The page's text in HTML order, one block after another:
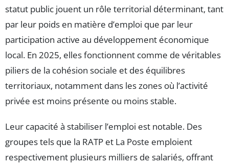
statut public jouent un rôle territorial déterminant, tant
par leur poids en matière d’emploi que par leur
participation active au développement économique
local. En 2025, elles fonctionnent comme de véritables
piliers de la cohésion sociale et des équilibres
territoriaux, notamment dans les zones où l’activité
privée est moins présente ou moins stable.
Leur capacité à stabiliser l’emploi est notable. Des
groupes tels que la RATP et La Poste emploient
respectivement plusieurs milliers de salariés, offrant